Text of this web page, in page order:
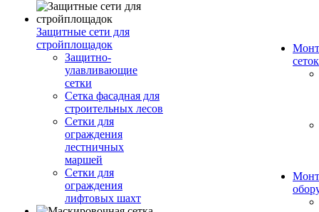
Защитные сети для
стройплощадок
Защитно-
улавливающие
сетки
Сетка фасадная для
строительных лесов
Сетки для
ограждения
лестничных
маршей
Сетки для
ограждения
лифтовых шахт
сеток